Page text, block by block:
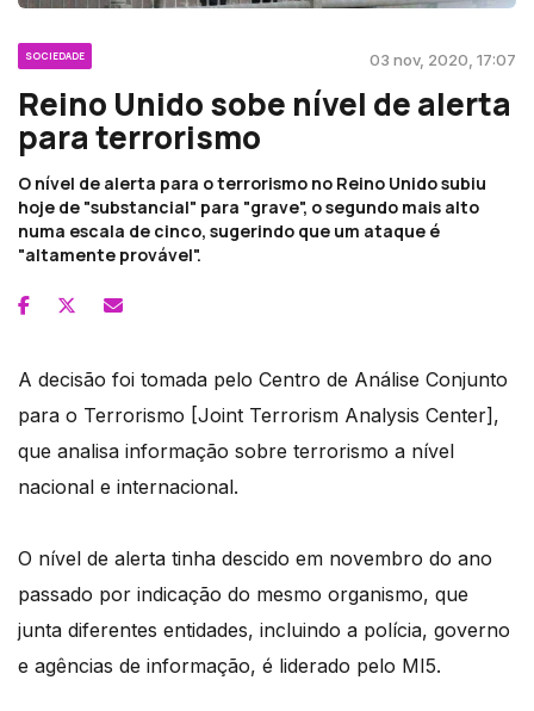
SOCIEDADE 03 nov, 2020, 17:07
Reino Unido sobe nível de alerta
para terrorismo
O nível de alerta para o terrorismo no Reino Unido subiu
hoje de "substancial" para "grave", o segundo mais alto
numa escala de cinco, sugerindo que um ataque é
"altamente provável".
A decisão foi tomada pelo Centro de Análise Conjunto
para o Terrorismo [Joint Terrorism Analysis Center],
que analisa informação sobre terrorismo a nível
nacional e internacional.
O nível de alerta tinha descido em novembro do ano
passado por indicação do mesmo organismo, que
junta diferentes entidades, incluindo a polícia, governo
e agências de informação, é liderado pelo MI5.